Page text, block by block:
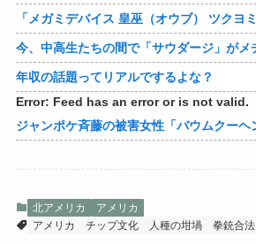
年収の話題ってリアルでするよな？
Error: Feed has an error or is not valid.
北アメリカ
アメリカ
アメリカ
チップ文化 人種の坩堝 拳銃合法